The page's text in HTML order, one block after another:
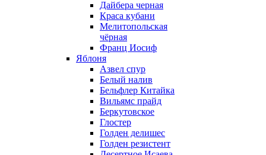
Дайбера черная
Краса кубани
Мелитопольская
чёрная
Франц Иосиф
Яблоня
Азвел спур
Белый налив
Бельфлер Китайка
Вильямс прайд
Беркутовское
Глостер
Голден делишес
Голден резистент